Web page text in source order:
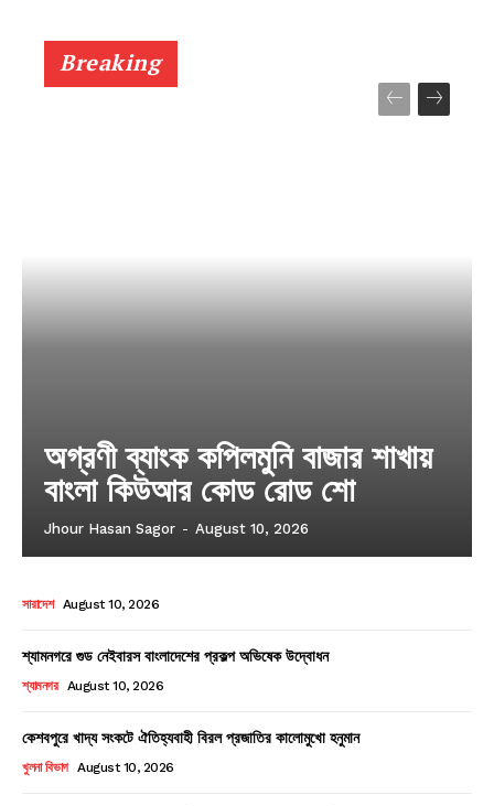
Breaking
অগ্রণী ব্যাংক কপিলমুনি বাজার শাখায়
বাংলা কিউআর কোড রোড শো
Jhour Hasan Sagor - August 10, 2026
সারাদেশ August 10, 2026
শ্যামনগরে গুড নেইবারস বাংলাদেশের প্রকল্প অভিষেক উদ্বোধন
শ্যামনগর August 10, 2026
কেশবপুরে খাদ্য সংকটে ঐতিহ্যবাহী বিরল প্রজাতির কালোমুখো হনুমান
খুলনা বিভাগ August 10, 2026